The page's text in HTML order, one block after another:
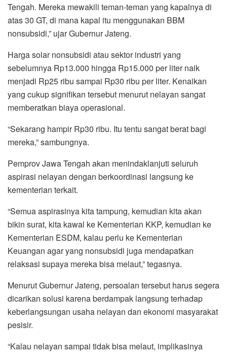
Tengah. Mereka mewakili teman-teman yang kapalnya di
atas 30 GT, di mana kapal itu menggunakan BBM
nonsubsidi,” ujar Gubernur Jateng.
Harga solar nonsubsidi atau sektor industri yang
sebelumnya Rp13.000 hingga Rp15.000 per liter naik
menjadi Rp25 ribu sampai Rp30 ribu per liter. Kenaikan
yang cukup signifikan tersebut menurut nelayan sangat
memberatkan biaya operasional.
“Sekarang hampir Rp30 ribu. Itu tentu sangat berat bagi
mereka,” sambungnya.
Pemprov Jawa Tengah akan menindaklanjuti seluruh
aspirasi nelayan dengan berkoordinasi langsung ke
kementerian terkait.
“Semua aspirasinya kita tampung, kemudian kita akan
bikin surat, kita kawal ke Kementerian KKP, kemudian ke
Kementerian ESDM, kalau perlu ke Kementerian
Keuangan agar yang nonsubsidi juga mendapatkan
relaksasi supaya mereka bisa melaut,” tegasnya.
Menurut Gubernur Jateng, persoalan tersebut harus segera
dicarikan solusi karena berdampak langsung terhadap
keberlangsungan usaha nelayan dan ekonomi masyarakat
pesisir.
“Kalau nelayan sampai tidak bisa melaut, implikasinya